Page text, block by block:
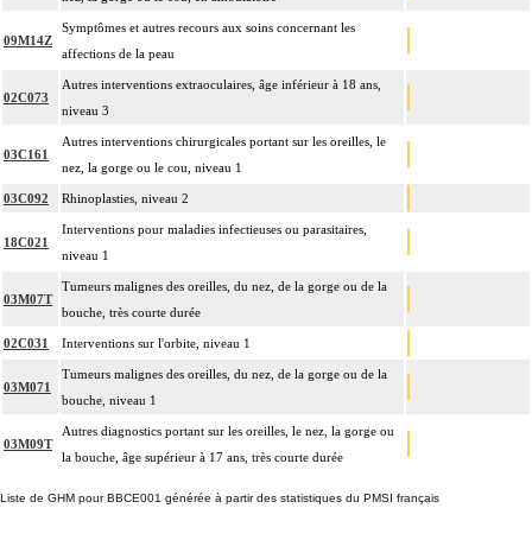
09M14Z
Symptômes et autres recours aux soins concernant les
affections de la peau
02C073
Autres interventions extraoculaires, âge inférieur à 18 ans,
niveau 3
03C161
Autres interventions chirurgicales portant sur les oreilles, le
nez, la gorge ou le cou, niveau 1
03C092 Rhinoplasties, niveau 2
18C021
Interventions pour maladies infectieuses ou parasitaires,
niveau 1
03M07T
Tumeurs malignes des oreilles, du nez, de la gorge ou de la
bouche, très courte durée
02C031 Interventions sur l'orbite, niveau 1
03M071
Tumeurs malignes des oreilles, du nez, de la gorge ou de la
bouche, niveau 1
03M09T
Autres diagnostics portant sur les oreilles, le nez, la gorge ou
la bouche, âge supérieur à 17 ans, très courte durée
Liste de GHM pour BBCE001 générée à partir des statistiques du PMSI français